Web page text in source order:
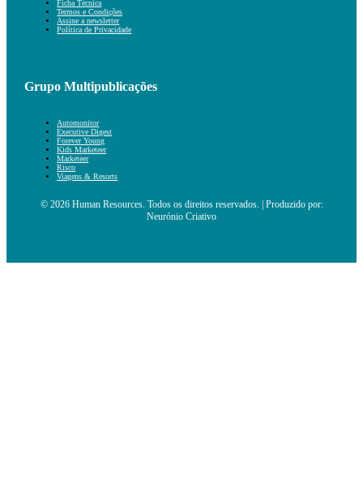
Ficha Técnica
Termos e Condições
Assine a newsletter
Política de Privacidade
Grupo Multipublicações
Automonitor
Executive Digest
Forever Young
Kids Marketeer
Marketeer
Risco
Viagens & Resorts
© 2026 Human Resources. Todos os direitos reservados. | Produzido por:
Neurónio Criativo